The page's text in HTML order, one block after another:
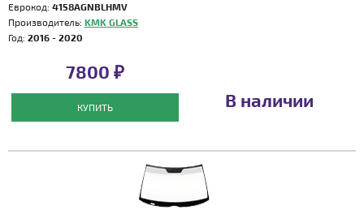
Еврокод: 4158AGNBLHMV
Производитель: KMK GLASS
Год: 2016 - 2020
7800 ₽
КУПИТЬ В наличии